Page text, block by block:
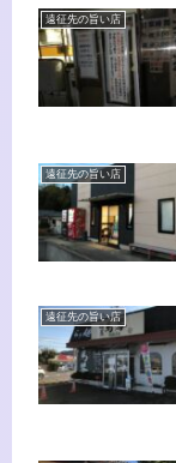
遠征先の旨い店
遠征先の旨い店
遠征先の旨い店